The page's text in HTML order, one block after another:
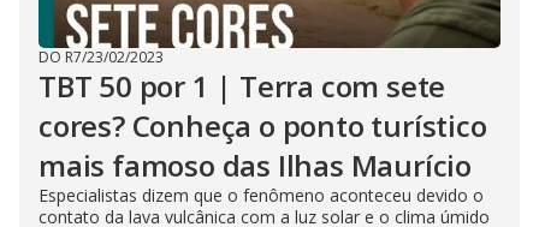
DO R7/23/02/2023
TBT 50 por 1 | Terra com sete
cores? Conheça o ponto turístico
mais famoso das Ilhas Maurício
Especialistas dizem que o fenômeno aconteceu devido o
contato da lava vulcânica com a luz solar e o clima úmido